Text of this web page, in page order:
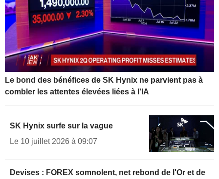
Le bond des bénéfices de SK Hynix ne parvient pas à
combler les attentes élevées liées à l'IA
SK Hynix surfe sur la vague
Le 10 juillet 2026 à 09:07
Devises : FOREX somnolent, net rebond de l'Or et de